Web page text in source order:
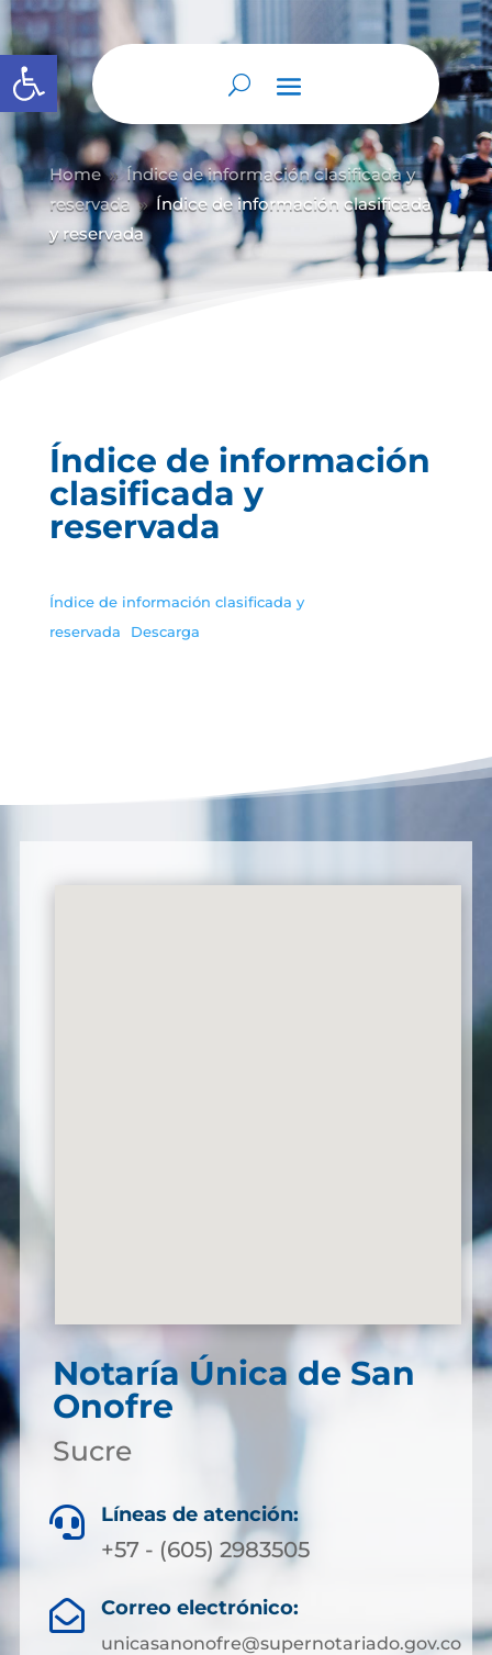
Abrir barra de herramientas
Home 9 Índice de información clasificada y
reservada 9 Índice de información clasificada
y reservada
Índice de información
clasificada y
reservada
Índice de información clasificada y
reservada
Descarga
Notaría Única de San
Onofre
Sucre
 Líneas de atención:
+57 - (605) 2983505
 Correo electrónico:
unicasanonofre@supernotariado.gov.co